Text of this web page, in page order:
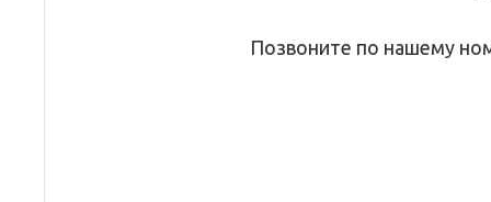
Позвоните по нашему